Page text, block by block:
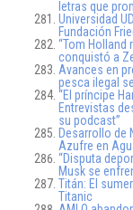
letras que
Universidad
Fundación
“Tom Holland
conquistó a
Avances en
pesca ilegal
“El príncipe
Entrevistas
su podcast”
Desarrollo de
Azufre en
“Disputa
Musk se
Titán: El
Titanic